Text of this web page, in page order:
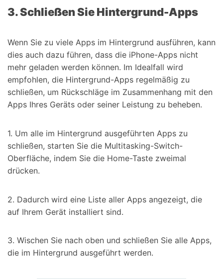
3. Schließen Sie Hintergrund-Apps
Wenn Sie zu viele Apps im Hintergrund ausführen, kann
dies auch dazu führen, dass die iPhone-Apps nicht
mehr geladen werden können. Im Idealfall wird
empfohlen, die Hintergrund-Apps regelmäßig zu
schließen, um Rückschläge im Zusammenhang mit den
Apps Ihres Geräts oder seiner Leistung zu beheben.
1. Um alle im Hintergrund ausgeführten Apps zu
schließen, starten Sie die Multitasking-Switch-
Oberfläche, indem Sie die Home-Taste zweimal
drücken.
2. Dadurch wird eine Liste aller Apps angezeigt, die
auf Ihrem Gerät installiert sind.
3. Wischen Sie nach oben und schließen Sie alle Apps,
die im Hintergrund ausgeführt werden.